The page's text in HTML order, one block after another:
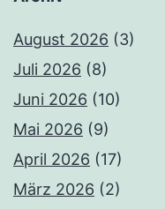
August 2026 (3)
Juli 2026 (8)
Juni 2026 (10)
Mai 2026 (9)
April 2026 (17)
März 2026 (2)